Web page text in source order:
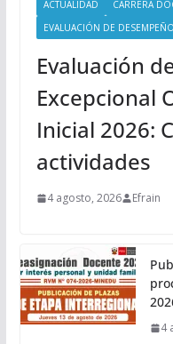
ACTUALIDAD CARRERA
EVALUACIÓN DE DESEMPEÑO
Evaluación
Excepcional
Inicial 2026:
actividades
4 agosto, 2026 Efrain
4